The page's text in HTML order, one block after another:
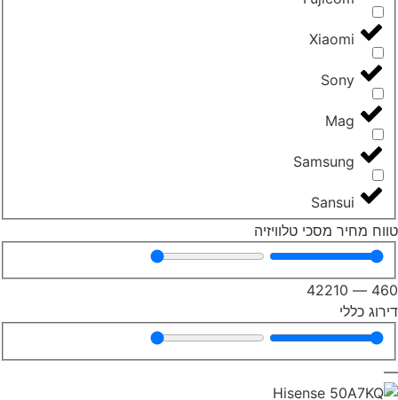
Xiaomi
Sony
Mag
Samsung
Sansui
מחיר מסכי טלוויזיה
—
42210
כללי